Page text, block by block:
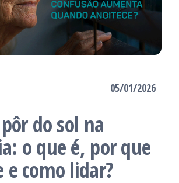
05/01/2026
do sol na
o que é, por que
e como lidar?